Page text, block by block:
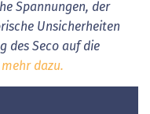
Spannungen, der
Unsicherheiten
des Seco auf die
mehr dazu.